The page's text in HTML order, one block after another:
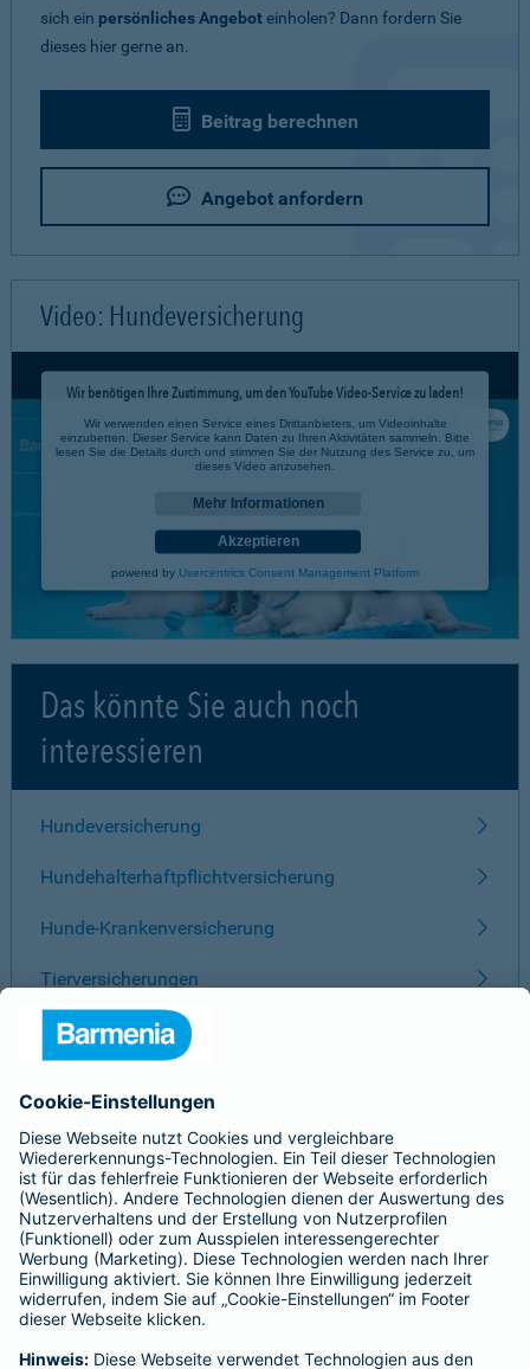
sich ein persönliches Angeboteinholen? Dann fordern Sie
dieses hier gerne an.
Beitrag berechnen
Angebot anfordern
Video: Hundeversicherung
Wir benötigen Ihre Zustimmung, um den YouTube Video-Service zu laden!
Wir verwenden einen Service eines Drittanbieters, um Videoinhalte
einzubetten. Dieser Service kann Daten zu Ihren Aktivitäten sammeln. Bitte
lesen Sie die Details durch und stimmen Sie der Nutzung des Service zu, um
dieses Video anzusehen.
Mehr Informationen
Akzeptieren
powered by Usercentrics Consent Management Platform
Das könnte Sie auch noch
interessieren
Hundeversicherung
Hundehalterhaftpflichtversicherung
Hunde-Krankenversicherung
Tierversicherungen
ÜBER BARMENIA
Kontakt
Karriere
Presse
Unternehmen
Anfahrt
Affiliate-Partner werden
Barmenia ist Teil der BarmeniaGothaer